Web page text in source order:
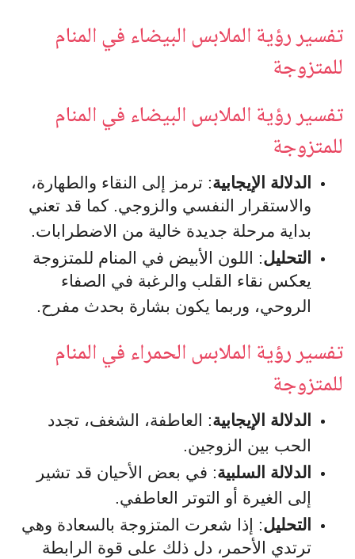
تفسير رؤية الملابس البيضاء في المنام
للمتزوجة
تفسير رؤية الملابس البيضاء في المنام
للمتزوجة
الدلالة الإيجابية: ترمز إلى النقاء والطهارة،
والاستقرار النفسي والزوجي. كما قد تعني
بداية مرحلة جديدة خالية من الاضطرابات.
التحليل: اللون الأبيض في المنام للمتزوجة
يعكس نقاء القلب والرغبة في الصفاء
الروحي، وربما يكون بشارة بحدث مفرح.
تفسير رؤية الملابس الحمراء في المنام
للمتزوجة
الدلالة الإيجابية: العاطفة، الشغف، تجدد
الحب بين الزوجين.
الدلالة السلبية: في بعض الأحيان قد تشير
إلى الغيرة أو التوتر العاطفي.
التحليل: إذا شعرت المتزوجة بالسعادة وهي
ترتدي الأحمر، دل ذلك على قوة الرابطة